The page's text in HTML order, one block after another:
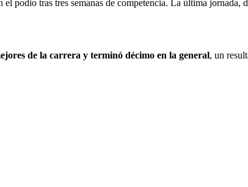
el podio tras tres semanas de competencia. La última jornada,
de la carrera y terminó décimo en la general, un